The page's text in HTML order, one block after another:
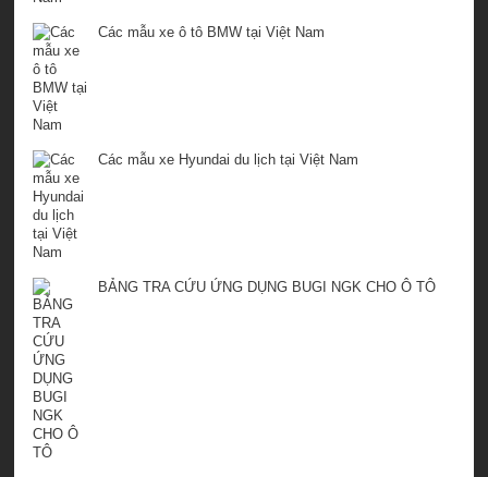
Các mẫu xe ô tô BMW tại Việt Nam
Các mẫu xe Hyundai du lịch tại Việt Nam
BẢNG TRA CỨU ỨNG DỤNG BUGI NGK CHO Ô TÔ